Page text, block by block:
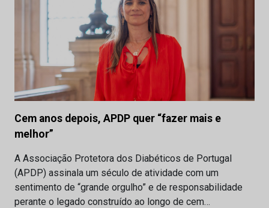
Cem anos depois, APDP quer “fazer mais e
melhor”
A Associação Protetora dos Diabéticos de Portugal
(APDP) assinala um século de atividade com um
sentimento de “grande orgulho” e de responsabilidade
perante o legado construído ao longo de cem…